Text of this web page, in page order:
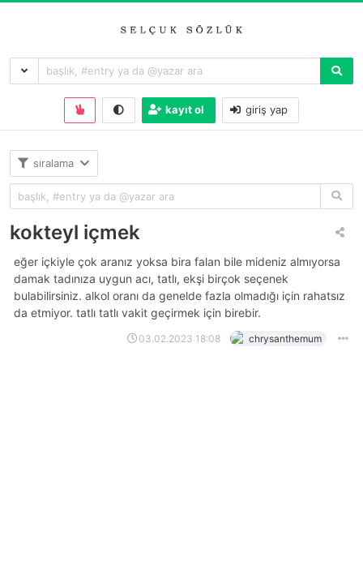
kayıt ol giriş yap
sıralama
kokteyl içmek
eğer içkiyle çok aranız yoksa bira falan bile mideniz almıyorsa
damak tadınıza uygun acı, tatlı, ekşi birçok seçenek
bulabilirsiniz. alkol oranı da genelde fazla olmadığı için rahatsız
da etmiyor. tatlı tatlı vakit geçirmek için birebir.
03.02.2023 18:08 chrysanthemum